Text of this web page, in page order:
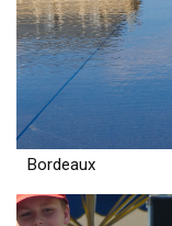
Bordeaux